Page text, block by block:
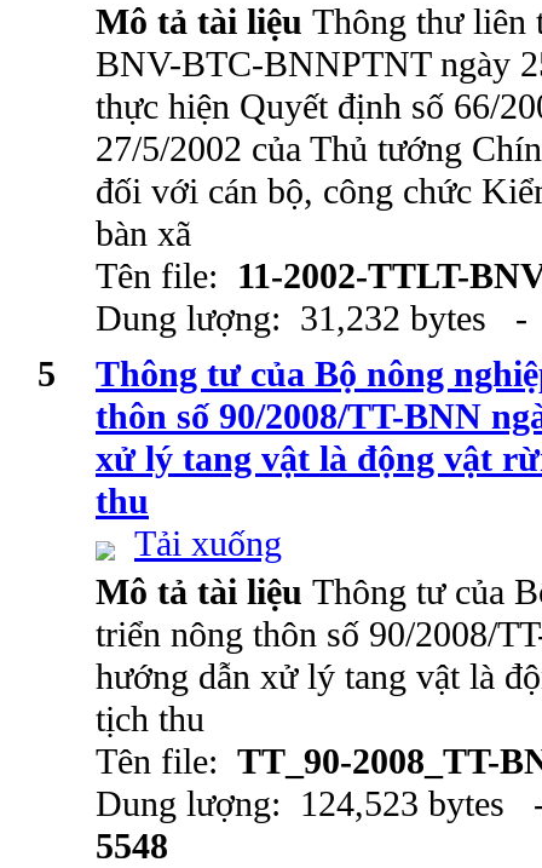
Mô tả tài liệu Thông thư liên
BNV-BTC-BNNPTNT ngày
thực hiện Quyết định số 66/
27/5/2002 của Thủ tướng
đối với cán bộ, công chức
bàn xã
Tên file: 11-2002-TTLT-
Dung lượng: 31,232 bytes
5
Thông tư của Bộ nông
thôn số 90/2008/TT-BNN
xử lý tang vật là động vật
thu
Tải xuống
Mô tả tài liệu Thông tư của
triển nông thôn số 90/2008/
hướng dẫn xử lý tang vật là
tịch thu
Tên file: TT_90-2008_TT-
Dung lượng: 124,523
5548